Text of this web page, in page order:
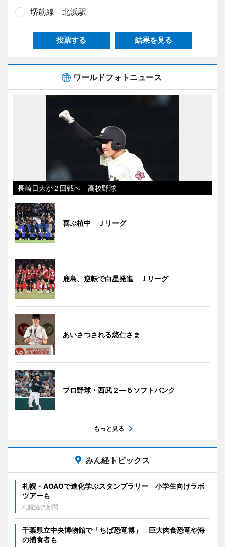
堺筋線 北浜駅
投票する 結果を見る
ワールドフォトニュース
長崎日大が２回戦へ 高校野球
喜ぶ植中 Ｊリーグ
鹿島、逆転で白星発進 Ｊリーグ
あいさつされる悠仁さま
プロ野球・西武２―５ソフトバンク
もっと見る
みん経トピックス
札幌・AOAOで進化学ぶスタンプラリー 小学生向けラボ
ツアーも
札幌経済新聞
千葉県立中央博物館で「ちば恐竜博」 巨大肉食恐竜や海
の捕食者も